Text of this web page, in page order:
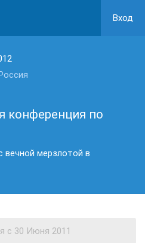
Вход
конференция по
вечной мерзлотой в